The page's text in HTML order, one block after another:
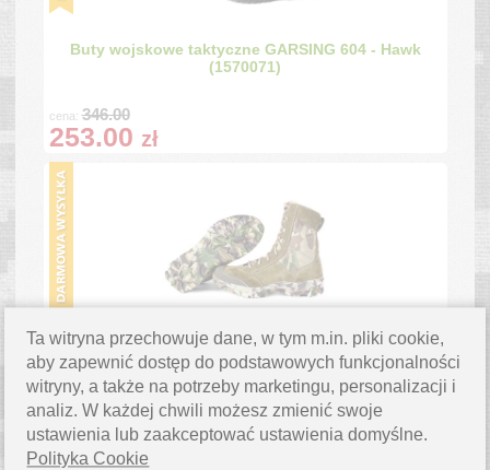
Buty wojskowe taktyczne GARSING 604 - Hawk
(1570071)
cena:346.00
253.00 zł
Buty wojskowe taktyczne GARSING 0339 MO -
Saboteur (1570012)
cena: 382.00
277.00zł
Ta witryna przechowuje dane, w tym m.in. pliki cookie,
aby zapewnić dostęp do podstawowych funkcjonalności
witryny, a także na potrzeby marketingu, personalizacji i
analiz. W każdej chwili możesz zmienić swoje
ustawienia lub zaakceptować ustawienia domyślne.
Polityka Cookie